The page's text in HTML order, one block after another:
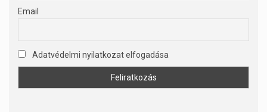
Email
Adatvédelmi nyilatkozat elfogadása